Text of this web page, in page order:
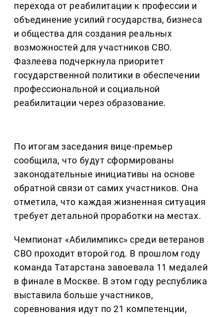
перехода от реабилитации к профессии и
объединение усилий государства, бизнеса
и общества для создания реальных
возможностей для участников СВО.
Фазлеева подчеркнула приоритет
государственной политики в обеспечении
профессиональной и социальной
реабилитации через образование.
По итогам заседания вице-премьер
сообщила, что будут сформированы
законодательные инициативы на основе
обратной связи от самих участников. Она
отметила, что каждая жизненная ситуация
требует детальной проработки на местах.
Чемпионат «Абилимпикс» среди ветеранов
СВО проходит второй год. В прошлом году
команда Татарстана завоевала 11 медалей
в финале в Москве. В этом году республика
выставила больше участников,
соревнования идут по 21 компетенции,